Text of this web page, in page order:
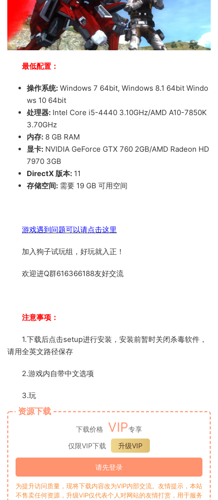
最低配置：
操作系统: Windows 7 64bit, Windows 8.1 64bit Windo
ws 10 64bit
处理器: Intel Core i5-4440 3.10GHz/AMD A10-7850K
3.70GHz
内存: 8 GB RAM
显卡: NVIDIA GeForce GTX 760 2GB/AMD Radeon HD
7970 3GB
DirectX 版本: 11
存储空间: 需要 19 GB 可用空间
游戏遇到问题可以请点击这里
加入狗子试玩组，好玩就入正！
欢迎进Q群616366188友好交流
注意事项：
1.下载后点击setup进行安装，安装前暂时关闭杀毒软件，
请用全英文路径保存
2.游戏内自带中文选项
3.玩
资源下载
下载价格 VIP专享
仅限VIP下载
升级VIP
请先登录
为提升访问质量，现将下载内容改为VIP内部交流。友情提示，本站
不售卖任何资源，升级VIP仅代表个人对网站的友情打赏，用于服务